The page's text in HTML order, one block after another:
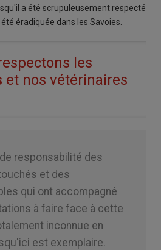
a été scrupuleusement respecté
éradiquée dans les Savoies.
les
et nos vétérinaires
responsabilité des
et des
qui ont accompagné
à faire face à cette
inconnue en
est exemplaire.